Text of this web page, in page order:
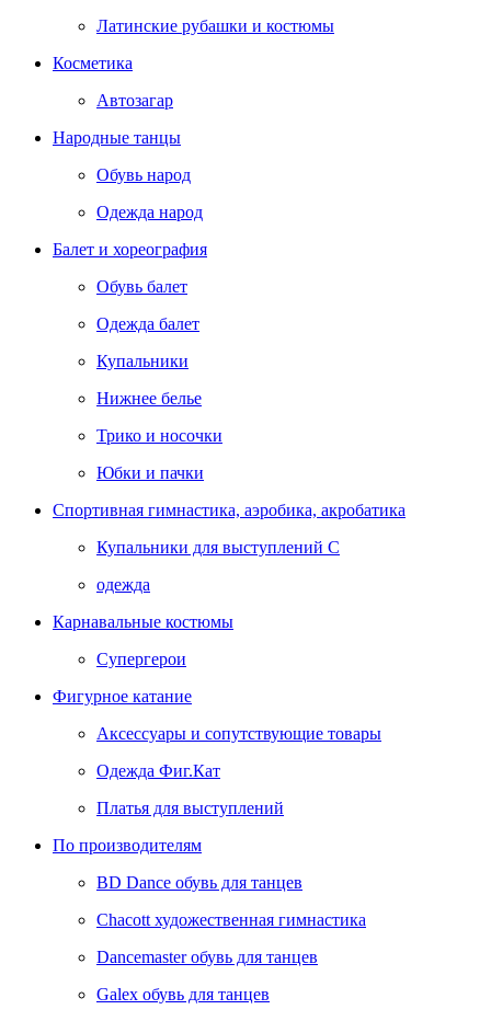
Латинские рубашки и костюмы
Косметика
Автозагар
Народные танцы
Обувь народ
Одежда народ
Балет и хореография
Обувь балет
Одежда балет
Купальники
Нижнее белье
Трико и носочки
Юбки и пачки
Спортивная гимнастика, аэробика, акробатика
Купальники для выступлений С
одежда
Карнавальные костюмы
Супергерои
Фигурное катание
Аксессуары и сопутствующие товары
Одежда Фиг.Кат
Платья для выступлений
По производителям
BD Dance обувь для танцев
Chacott художественная гимнастика
Dancemaster обувь для танцев
Galex обувь для танцев